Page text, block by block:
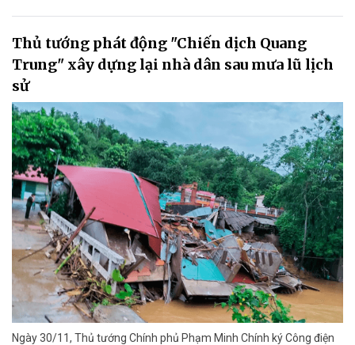
Thủ tướng phát động "Chiến dịch Quang
Trung" xây dựng lại nhà dân sau mưa lũ lịch
sử
Ngày 30/11, Thủ tướng Chính phủ Phạm Minh Chính ký Công điện